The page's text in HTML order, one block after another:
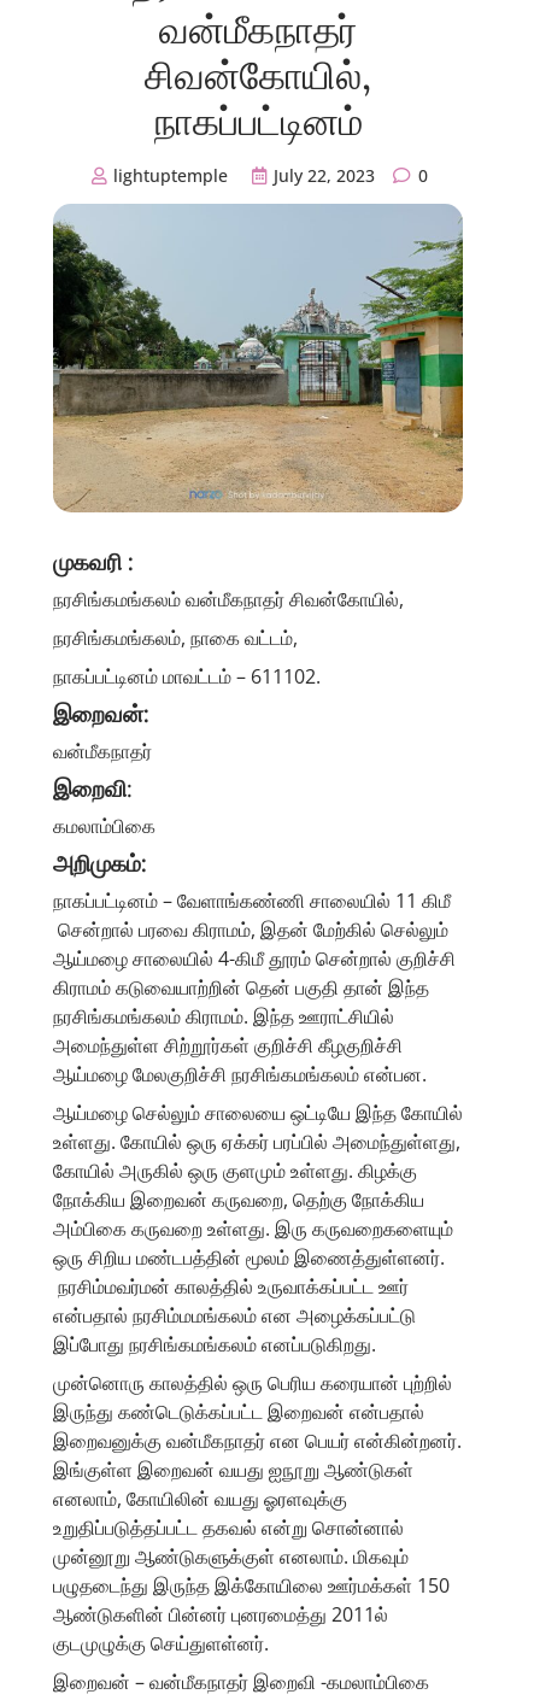
வன்மீகநாதர்
சிவன்கோயில்,
நாகப்பட்டினம்
lightuptemple July 22, 2023 0
முகவரி :
நரசிங்கமங்கலம் வன்மீகநாதர் சிவன்கோயில்,
நரசிங்கமங்கலம், நாகை வட்டம்,
நாகப்பட்டினம் மாவட்டம் – 611102.
இறைவன்:
வன்மீகநாதர்
இறைவி:
கமலாம்பிகை
அறிமுகம்:
நாகப்பட்டினம் – வேளாங்கண்ணி சாலையில் 11 கிமீ
சென்றால் பரவை கிராமம், இதன் மேற்கில் செல்லும்
ஆய்மழை சாலையில் 4-கிமீ தூரம் சென்றால் குறிச்சி
கிராமம் கடுவையாற்றின் தென் பகுதி தான் இந்த
நரசிங்கமங்கலம் கிராமம். இந்த ஊராட்சியில்
அமைந்துள்ள சிற்றூர்கள் குறிச்சி கீழகுறிச்சி
ஆய்மழை மேலகுறிச்சி நரசிங்கமங்கலம் என்பன.
ஆய்மழை செல்லும் சாலையை ஒட்டியே இந்த கோயில்
உள்ளது. கோயில் ஒரு ஏக்கர் பரப்பில் அமைந்துள்ளது,
கோயில் அருகில் ஒரு குளமும் உள்ளது. கிழக்கு
நோக்கிய இறைவன் கருவறை, தெற்கு நோக்கிய
அம்பிகை கருவறை உள்ளது. இரு கருவறைகளையும்
ஒரு சிறிய மண்டபத்தின் மூலம் இணைத்துள்ளனர்.
நரசிம்மவர்மன் காலத்தில் உருவாக்கப்பட்ட ஊர்
என்பதால் நரசிம்மமங்கலம் என அழைக்கப்பட்டு
இப்போது நரசிங்கமங்கலம் எனப்படுகிறது.
முன்னொரு காலத்தில் ஒரு பெரிய கரையான் புற்றில்
இருந்து கண்டெடுக்கப்பட்ட இறைவன் என்பதால்
இறைவனுக்கு வன்மீகநாதர் என பெயர் என்கின்றனர்.
இங்குள்ள இறைவன் வயது ஐநூறு ஆண்டுகள்
எனலாம், கோயிலின் வயது ஓரளவுக்கு
உறுதிப்படுத்தப்பட்ட தகவல் என்று சொன்னால்
முன்னூறு ஆண்டுகளுக்குள் எனலாம். மிகவும்
பழுதடைந்து இருந்த இக்கோயிலை ஊர்மக்கள் 150
ஆண்டுகளின் பின்னர் புனரமைத்து 2011ல்
குடமுழுக்கு செய்துளள்னர்.
இறைவன் – வன்மீகநாதர் இறைவி -கமலாம்பிகை